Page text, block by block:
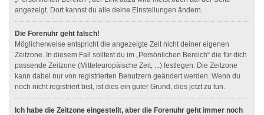
angezeigt. Dort kannst du alle deine Einstellungen ändern.
Die Forenuhr geht falsch!
Möglicherweise entspricht die angezeigte Zeit nicht deiner eigenen
Zeitzone. In diesem Fall solltest du im „Persönlichen Bereich“ die für dich
passende Zeitzone (Mitteleuropäische Zeit, ...) festlegen. Die Zeitzone
kann dabei nur von registrierten Benutzern geändert werden. Wenn du
noch nicht registriert bist, ist dies ein guter Grund, dies jetzt zu tun.
Ich habe die Zeitzone eingestellt, aber die Forenuhr geht immer noch